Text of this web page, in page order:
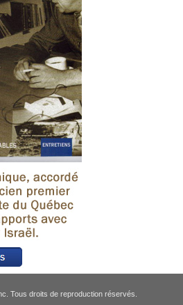
Tous droits de reproduction réservés.